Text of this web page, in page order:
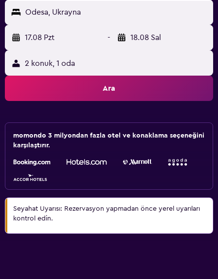
Odesa, Ukrayna
17.08 Pzt - 18.08 Sal
2 konuk, 1 oda
Ara
momondo 3 milyondan fazla otel ve konaklama seçeneğini
karşılaştırır.
Seyahat Uyarısı: Rezervasyon yapmadan önce yerel uyarıları
kontrol edin.